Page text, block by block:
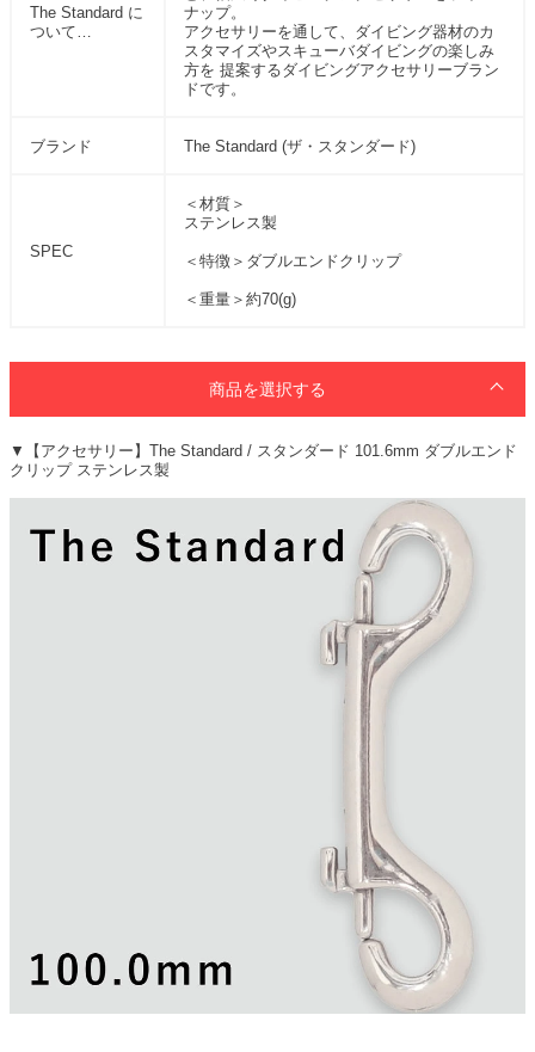
The Standard に
ついて…
ナップ。
アクセサリーを通して、ダイビング器材のカ
スタマイズやスキューバダイビングの楽しみ
方を 提案するダイビングアクセサリーブラン
ドです。
ブランド The Standard (ザ・スタンダード)
SPEC
＜材質＞
ステンレス製
＜特徴＞ダブルエンドクリップ
＜重量＞約70(g)
商品を選択する
▼【アクセサリー】The Standard / スタンダード 101.6mm ダブルエンド
クリップ ステンレス製